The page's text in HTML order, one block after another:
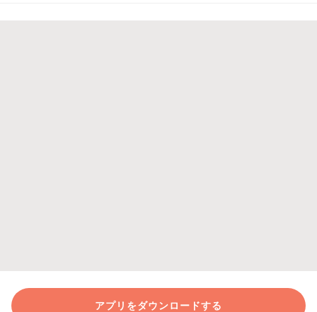
アプリをダウンロードする